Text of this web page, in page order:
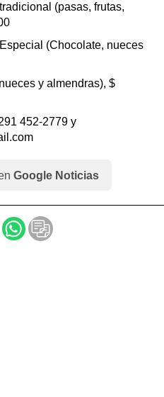
(pasas, frutas,
(Chocolate, nueces
y almendras), $
452-2779 y
Google Noticias